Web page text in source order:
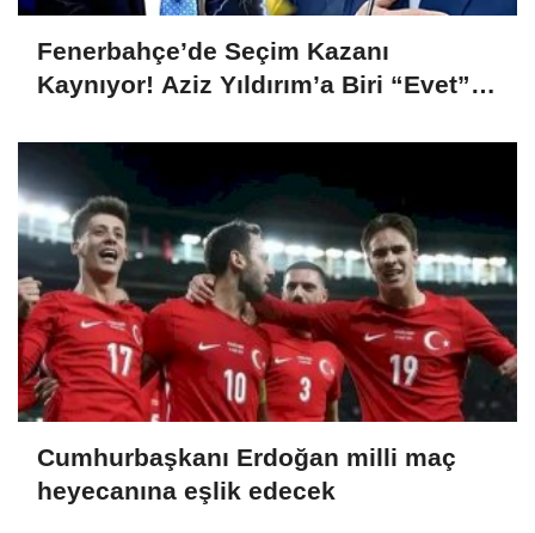
Fenerbahçe’de Seçim Kazanı
Kaynıyor! Aziz Yıldırım’a Biri “Evet”
Cumhurbaşkanı Erdoğan milli maç
heyecanına eşlik edecek